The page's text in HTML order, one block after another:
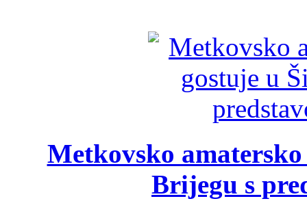
Metkovsko
Brijegu s